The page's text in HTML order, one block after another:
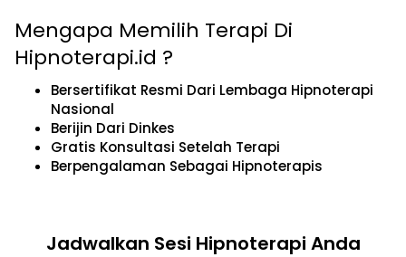
Mengapa Memilih Terapi Di
Hipnoterapi.id ?
Bersertifikat Resmi Dari Lembaga Hipnoterapi
Nasional
Berijin Dari Dinkes
Gratis Konsultasi Setelah Terapi
Berpengalaman Sebagai Hipnoterapis
Jadwalkan Sesi Hipnoterapi Anda